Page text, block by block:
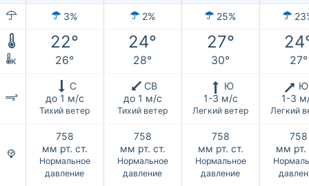
3% 2% 25%
22° 24° 27°
к 26° 28° 30° 27°
С
до 1 м/с
Тихий ветер
СВ
до 1 м/с
Тихий ветер
Ю
1-3 м/с
Легкий ветер
1-3
Легкий
758
мм рт. ст.
Нормальное
давление
758
мм рт. ст.
Нормальное
давление
758
мм рт. ст.
Нормальное
давление
758
мм рт.